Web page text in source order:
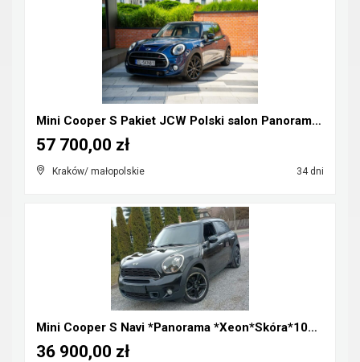
Mini Cooper S Pakiet JCW Polski salon Panorama Hea...
Kraków/ małopolskie 34 dni
57 700,00 zł
Mini Cooper S Navi *Panorama *Xeon*Skóra*100%Orygi...
36 900,00 zł